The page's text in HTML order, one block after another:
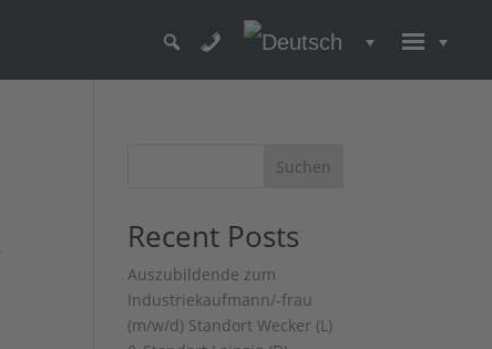
Suchen
Recent Posts
Auszubildende zum
Industriekaufmann/-frau
(m/w/d) Standort Wecker (L)